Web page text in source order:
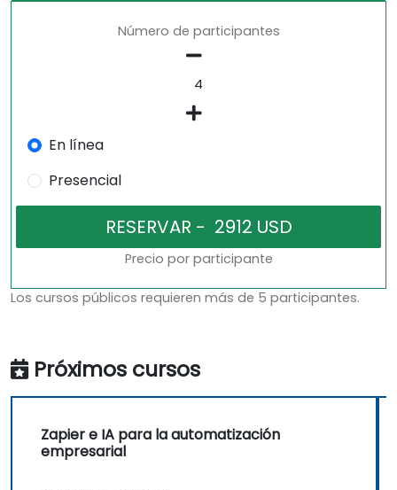
Número de participantes
En línea
Presencial
Precio por participante
Los cursos públicos requieren más de 5 participantes.
Próximos cursos
Zapier e IA para la automatización
empresarial